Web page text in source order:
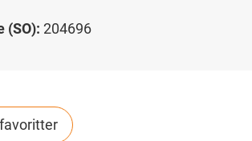
(SO): 204696